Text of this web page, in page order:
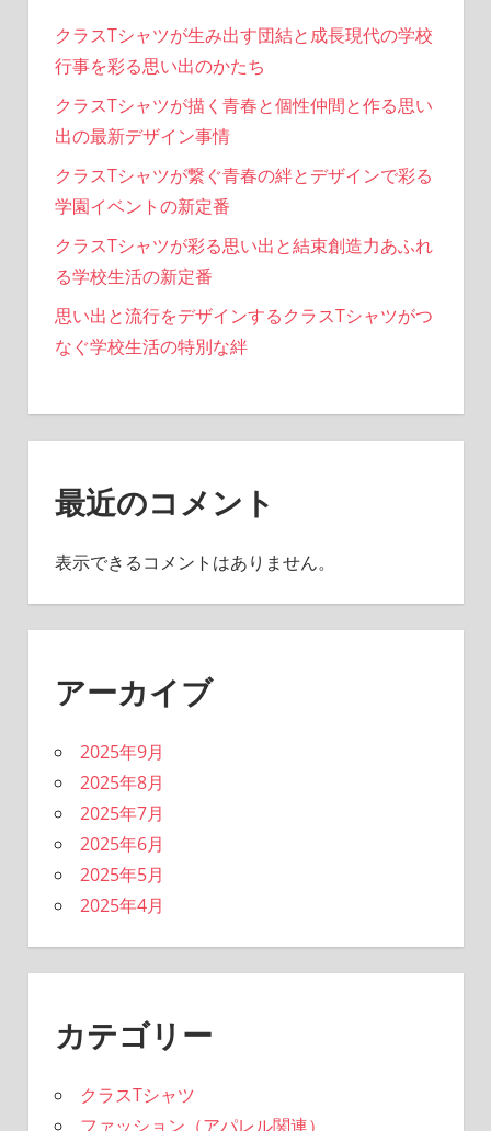
クラスTシャツが生み出す団結と成長現代の学校
行事を彩る思い出のかたち
クラスTシャツが描く青春と個性仲間と作る思い
出の最新デザイン事情
クラスTシャツが繋ぐ青春の絆とデザインで彩る
学園イベントの新定番
クラスTシャツが彩る思い出と結束創造力あふれ
る学校生活の新定番
思い出と流行をデザインするクラスTシャツがつ
なぐ学校生活の特別な絆
最近のコメント
表示できるコメントはありません。
アーカイブ
2025年9月
2025年8月
2025年7月
2025年6月
2025年5月
2025年4月
カテゴリー
クラスTシャツ
ファッション（アパレル関連）